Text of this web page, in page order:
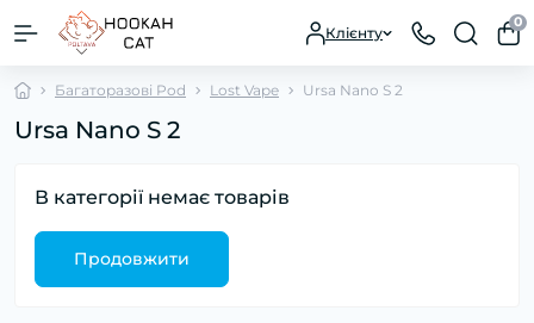
Клієнту
0
Багаторазові Pod Lost Vape Ursa Nano S 2
Ursa Nano S 2
В категорії немає товарів
Продовжити